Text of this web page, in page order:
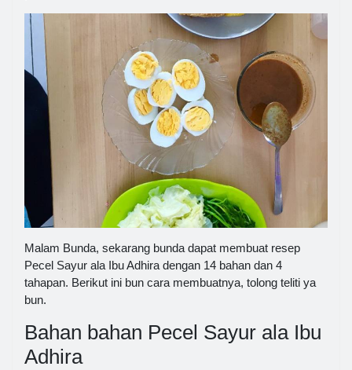
Malam Bunda, sekarang bunda dapat membuat resep
Pecel Sayur ala Ibu Adhira dengan 14 bahan dan 4
tahapan. Berikut ini bun cara membuatnya, tolong teliti ya
bun.
Bahan bahan Pecel Sayur ala Ibu
Adhira